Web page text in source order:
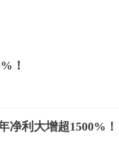
！
净利大增超1500%！